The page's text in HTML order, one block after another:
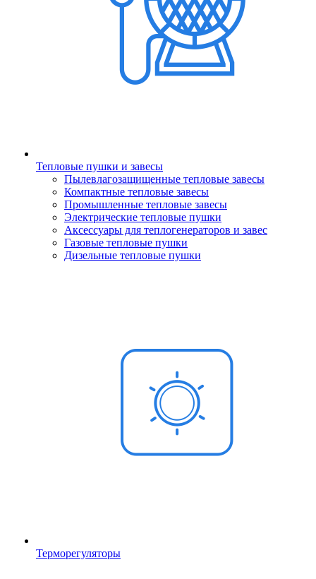
Тепловые пушки и завесы
Пылевлагозащищенные тепловые завесы
Компактные тепловые завесы
Промышленные тепловые завесы
Электрические тепловые пушки
Аксессуары для теплогенераторов и завес
Газовые тепловые пушки
Дизельные тепловые пушки
Терморегуляторы